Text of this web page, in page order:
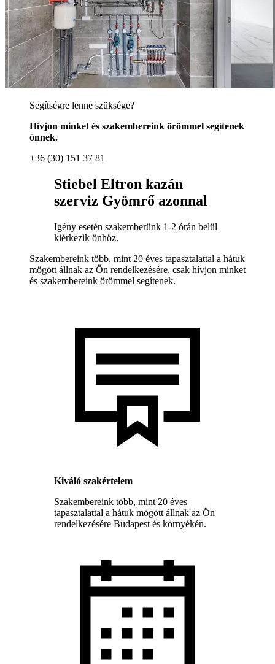
Segítségre lenne szüksége?
Hívjon minket és szakembereink örömmel segítenek
önnek.
+36 (30) 151 37 81
Stiebel Eltron kazán
szerviz Gyömrő azonnal
Igény esetén szakemberünk 1-2 órán belül
kiérkezik önhöz.
Szakembereink több, mint 20 éves tapasztalattal a hátuk
mögött állnak az Ön rendelkezésére, csak hívjon minket
és szakembereink örömmel segítenek.
Kiváló szakértelem
Szakembereink több, mint 20 éves
tapasztalattal a hátuk mögött állnak az Ön
rendelkezésére Budapest és környékén.